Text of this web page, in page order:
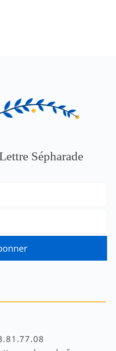
Sépharade